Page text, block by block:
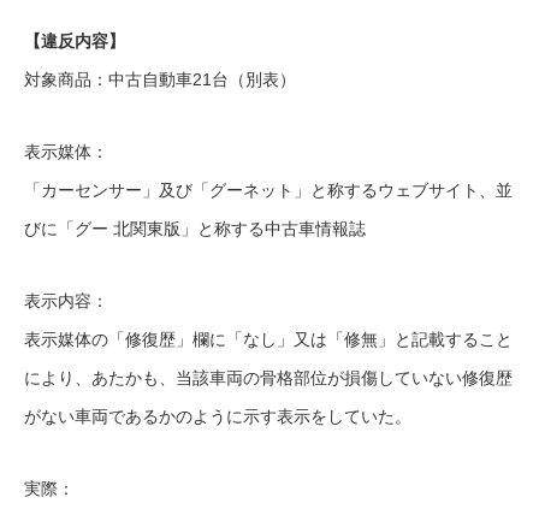
【違反内容】
対象商品：中古自動車21台（別表）
表示媒体：
「カーセンサー」及び「グーネット」と称するウェブサイト、並
びに「グー 北関東版」と称する中古車情報誌
表示内容：
表示媒体の「修復歴」欄に「なし」又は「修無」と記載すること
により、あたかも、当該車両の骨格部位が損傷していない修復歴
がない車両であるかのように示す表示をしていた。
実際：